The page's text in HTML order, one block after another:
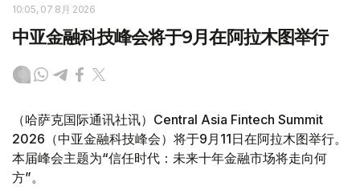
10:05, 07 8月 2026
中亚金融科技峰会将于9月在阿拉木图举行
（哈萨克国际通讯社讯）Central Asia Fintech Summit
2026（中亚金融科技峰会）将于9月11日在阿拉木图举行。
本届峰会主题为“信任时代：未来十年金融市场将走向何
方”。